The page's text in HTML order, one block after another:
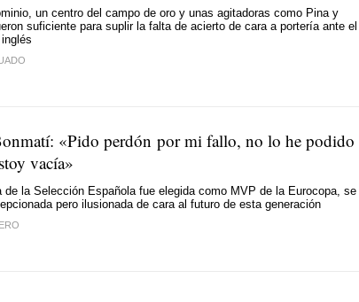
un centro del campo de oro y unas agitadoras como Pina y
suficiente para suplir la falta de acierto de cara a portería ante el
«Pido perdón por mi fallo, no lo he podido
vacía»
de la Selección Española fue elegida como MVP de la Eurocopa, se
pero ilusionada de cara al futuro de esta generación